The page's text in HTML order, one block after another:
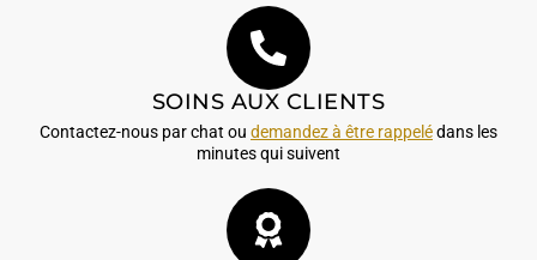
SOINS AUX CLIENTS
Contactez-nous par chat ou demandez à être rappelédans les
minutes qui suivent